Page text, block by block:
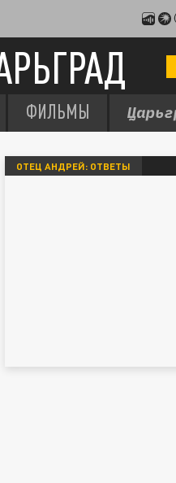
ФИЛЬМЫ
ОТЕЦ АНДРЕЙ: ОТВЕТЫ